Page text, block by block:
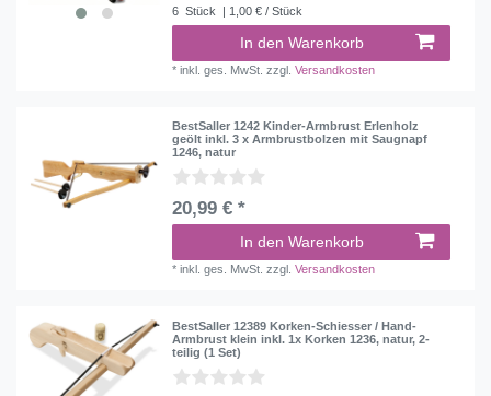
6 Stück | 1,00 € / Stück
In den Warenkorb
*inkl. ges. MwSt. zzgl.Versandkosten
BestSaller 1242 Kinder-Armbrust Erlenholz
geölt inkl. 3 x Armbrustbolzen mit Saugnapf
1246, natur
20,99 € *
In den Warenkorb
*inkl. ges. MwSt. zzgl.Versandkosten
BestSaller 12389 Korken-Schiesser / Hand-
Armbrust klein inkl. 1x Korken 1236, natur, 2-
teilig (1 Set)